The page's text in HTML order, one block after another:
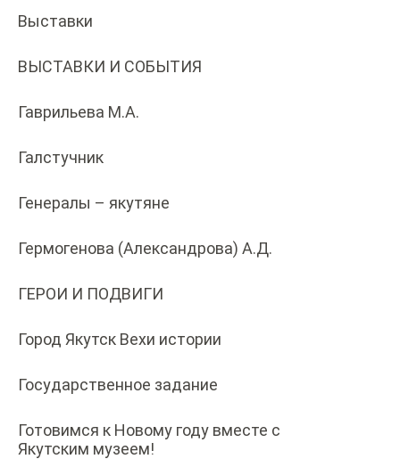
Выставки
ВЫСТАВКИ И СОБЫТИЯ
Гаврильева М.А.
Галстучник
Генералы – якутяне
Гермогенова (Александрова) А.Д.
ГЕРОИ И ПОДВИГИ
Город Якутск Вехи истории
Государственное задание
Готовимся к Новому году вместе с
Якутским музеем!